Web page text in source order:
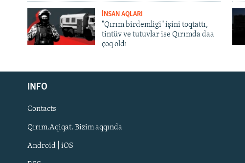
Русский
Українською
QOŞULIÑIZ!
İNSAN AQLARI
"Qırım birdemligi" işini toqtattı,
tintüv ve tutuvlar ise Qırımda daa
çoq oldı
INFO
Contacts
Qırım.Aqiqat. Bizim aqqında
Android | iOS